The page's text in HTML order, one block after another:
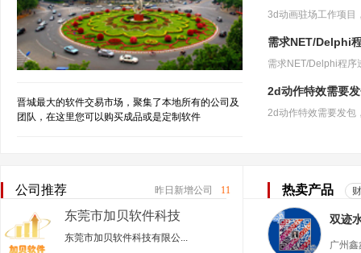
晋城最大的软件交易市场，聚集了本地所有的公司及
团队，在这里您可以购买成品或是定制软件
需求NET/Delphi
2d动作特效需要
公司推荐 昨日新增公司 11
东莞市加贝软件科技
东莞市加贝软件科技有限公...
热卖产品